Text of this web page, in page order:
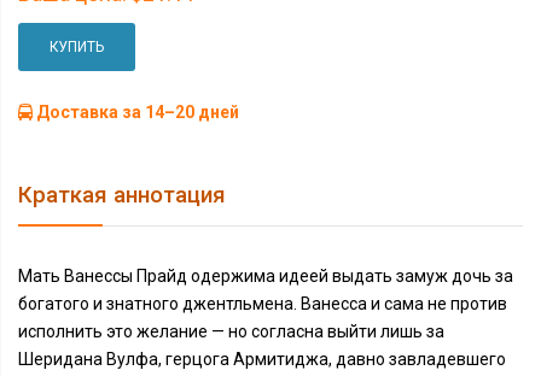
КУПИТЬ
Доставка за 14–20 дней
Краткая аннотация
Мать Ванессы Прайд одержима идеей выдать замуж дочь за
богатого и знатного джентльмена. Ванесса и сама не против
исполнить это желание — но согласна выйти лишь за
Шеридана Вулфа, герцога Армитиджа, давно завладевшего